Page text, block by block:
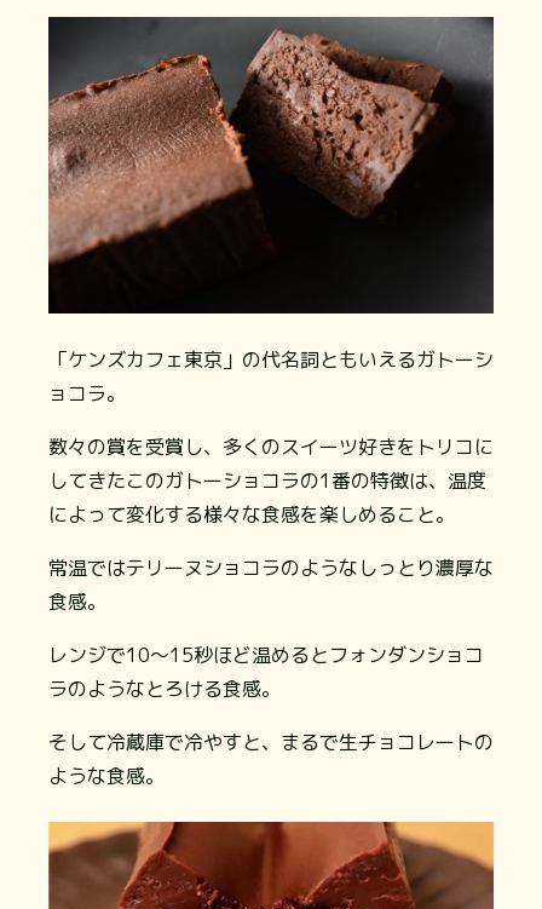
「ケンズカフェ東京」の代名詞ともいえるガトーシ
ョコラ。
数々の賞を受賞し、多くのスイーツ好きをトリコに
してきたこのガトーショコラの1番の特徴は、温度
によって変化する様々な食感を楽しめること。
常温ではテリーヌショコラのようなしっとり濃厚な
食感。
レンジで10〜15秒ほど温めるとフォンダンショコ
ラのようなとろける食感。
そして冷蔵庫で冷やすと、まるで生チョコレートの
ような食感。